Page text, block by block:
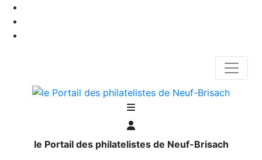
le Portail des philatelistes de Neuf-Brisach